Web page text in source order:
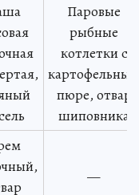
Паровые
рыбные
котлетки с
картофельным
пюре, отвар
шиповника
—